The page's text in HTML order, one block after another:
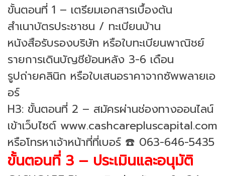
ขั้นตอนที่ 1 – เตรียมเอกสารเบื้องต้น
สำเนาบัตรประชาชน / ทะเบียนบ้าน
หนังสือรับรองบริษัท หรือใบทะเบียนพาณิชย์
รายการเดินบัญชีย้อนหลัง 3-6 เดือน
รูปถ่ายคลินิก หรือใบเสนอราคาจากซัพพลายเอ
อร์
H3: ขั้นตอนที่ 2 – สมัครผ่านช่องทางออนไลน์
เข้าเว็บไซต์ www.cashcarepluscapital.com
หรือโทรหาเจ้าหน้าที่ที่เบอร์ ☎️ 063-646-5435
ขั้นตอนที่ 3 – ประเมินและอนุมัติ